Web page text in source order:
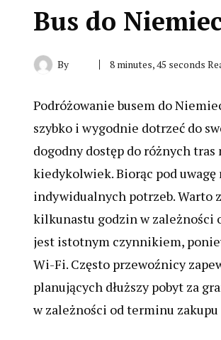
Bus do
By 8 minutes, 45 seconds
Podróżowanie busem do
szybko i wygodnie dotrzeć do
dogodny dostęp do różnych
kiedykolwiek. Biorąc pod
indywidualnych potrzeb. Warto
kilkunastu godzin w zależności
jest istotnym czynnikiem,
Wi-Fi. Często przewoźnicy
planujących dłuższy pobyt za
w zależności od terminu zakupu